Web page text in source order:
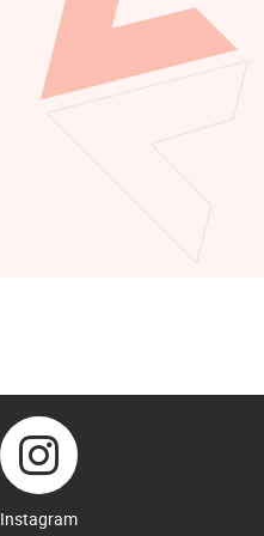
Instagram